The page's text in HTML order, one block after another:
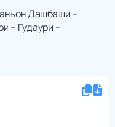
Дашбаши –
– Гудаури –